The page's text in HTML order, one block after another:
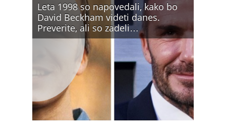
Leta 1998 so napovedali, kako bo
David Beckham videti danes.
Preverite, ali so zadeli…